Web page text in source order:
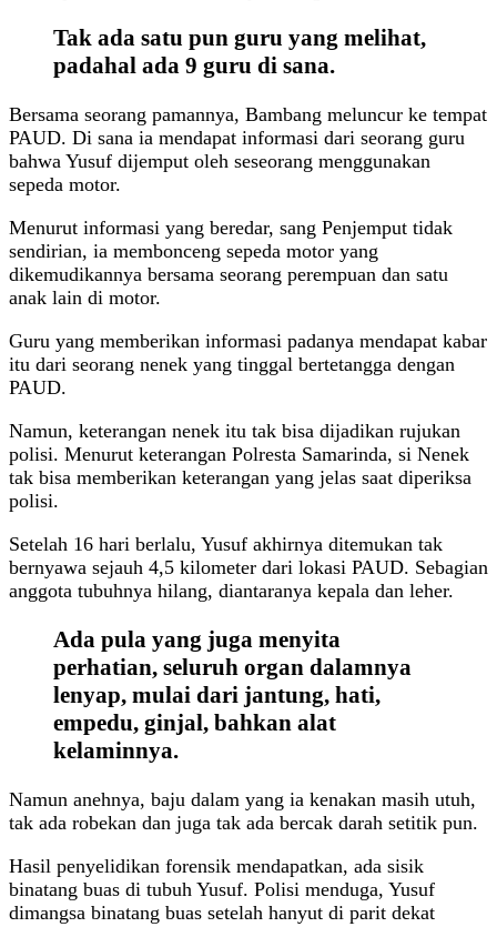
Tak ada satu pun guru yang melihat,
padahal ada 9 guru di sana.
Bersama seorang pamannya, Bambang meluncur ke tempat
PAUD. Di sana ia mendapat informasi dari seorang guru
bahwa Yusuf dijemput oleh seseorang menggunakan
sepeda motor.
Menurut informasi yang beredar, sang Penjemput tidak
sendirian, ia membonceng sepeda motor yang
dikemudikannya bersama seorang perempuan dan satu
anak lain di motor.
Guru yang memberikan informasi padanya mendapat kabar
itu dari seorang nenek yang tinggal bertetangga dengan
PAUD.
Namun, keterangan nenek itu tak bisa dijadikan rujukan
polisi. Menurut keterangan Polresta Samarinda, si Nenek
tak bisa memberikan keterangan yang jelas saat diperiksa
polisi.
Setelah 16 hari berlalu, Yusuf akhirnya ditemukan tak
bernyawa sejauh 4,5 kilometer dari lokasi PAUD. Sebagian
anggota tubuhnya hilang, diantaranya kepala dan leher.
Ada pula yang juga menyita
perhatian, seluruh organ dalamnya
lenyap, mulai dari jantung, hati,
empedu, ginjal, bahkan alat
kelaminnya.
Namun anehnya, baju dalam yang ia kenakan masih utuh,
tak ada robekan dan juga tak ada bercak darah setitik pun.
Hasil penyelidikan forensik mendapatkan, ada sisik
binatang buas di tubuh Yusuf. Polisi menduga, Yusuf
dimangsa binatang buas setelah hanyut di parit dekat